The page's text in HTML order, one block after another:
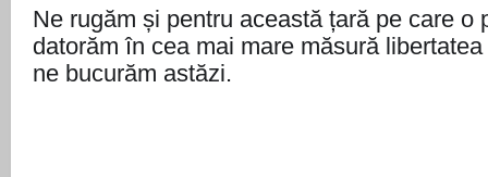
Ne rugăm și pentru această țară pe care o
datorăm în cea mai mare măsură
ne bucurăm astăzi.